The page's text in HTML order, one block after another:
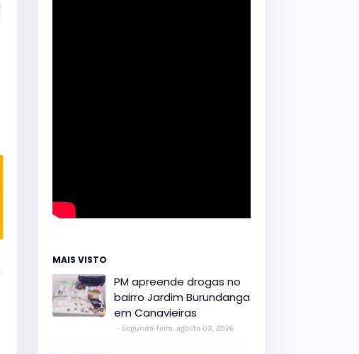
MAIS VISTO
PM apreende drogas no
bairro Jardim Burundanga
em Canavieiras
segunda-feira, agosto 03, 2026